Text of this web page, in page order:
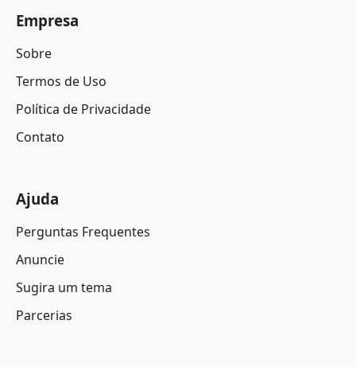
Empresa
Sobre
Termos de Uso
Política de Privacidade
Contato
Ajuda
Perguntas Frequentes
Anuncie
Sugira um tema
Parcerias